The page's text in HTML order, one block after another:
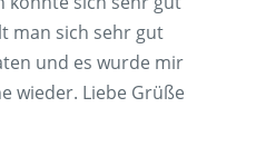
man sich sehr gut
und es wurde mir
wieder. Liebe Grüße